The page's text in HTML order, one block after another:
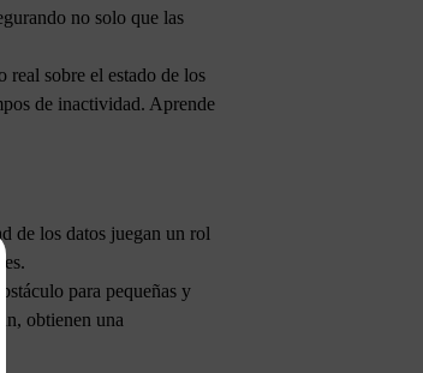
no solo que las
real sobre el estado de los
de inactividad. Aprende
de los datos juegan un rol
para pequeñas y
obtienen una